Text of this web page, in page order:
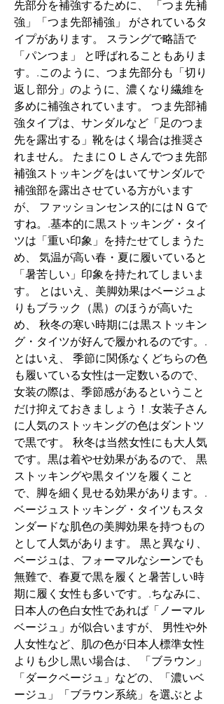
先部分を補強するために、 「つま先補
強」「つま先部補強」 がされているタ
イプがあります。 スラングで略語で
「パンつま」 と呼ばれることもありま
す。.このように、つま先部分も「切り
返し部分」のように、濃くなり繊維を
多めに補強されています。 つま先部補
強タイプは、サンダルなど「足のつま
先を露出する」靴をはく場合は推奨さ
れません。 たまにＯＬさんでつま先部
補強ストッキングをはいてサンダルで
補強部を露出させている方がいます
が、 ファッションセンス的にはＮＧで
すね。.基本的に黒ストッキング・タイ
ツは「重い印象」を持たせてしまうた
め、 気温が高い春・夏に履いていると
「暑苦しい」印象を持たれてしまいま
す。 とはいえ、美脚効果はベージュよ
りもブラック（黒）のほうが高いた
め、 秋冬の寒い時期には黒ストッキン
グ・タイツが好んで履かれるのです。.
とはいえ、 季節に関係なくどちらの色
も履いている女性は一定数いるので、
女装の際は、季節感があるということ
だけ抑えておきましょう！.女装子さん
に人気のストッキングの色はダントツ
で黒です。 秋冬は当然女性にも大人気
です。黒は着やせ効果があるので、 黒
ストッキングや黒タイツを履くこと
で、脚を細く見せる効果があります。.
ベージュストッキング・タイツもスタ
ンダードな肌色の美脚効果を持つもの
として人気があります。 黒と異なり、
ベージュは、フォーマルなシーンでも
無難で、春夏で黒を履くと暑苦しい時
期に履く女性も多いです。.ちなみに、
日本人の色白女性であれば「ノーマル
ベージュ」が似合いますが、 男性や外
人女性など、肌の色が日本人標準女性
よりも少し黒い場合は、 「ブラウン」
「ダークベージュ」などの、「濃いベ
ージュ」「ブラウン系統」を選ぶとよ